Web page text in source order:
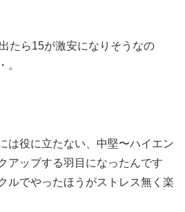
たら15が激安になりそうなの
。
は役に立たない、中堅〜ハイエン
アップする羽目になったんです
ルでやったほうがストレス無く楽